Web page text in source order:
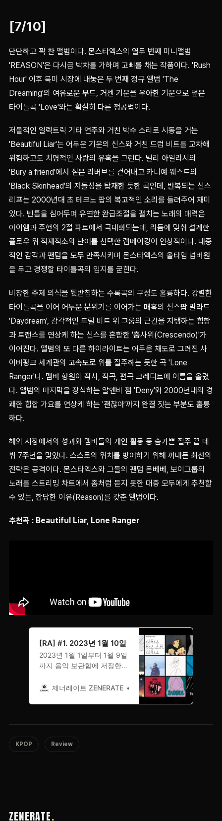
[7/10]
단단하고 꽉 찬 앨범이다. 몬스타엑스의 열두 번째 미니앨범
'REASON'은 다시금 박차를 가하며 고삐를 채는 작품이다. 'Rush
Hour' 이후 북미 시장에 내놓은 두 번째 정규 앨범 'The
Dreaming'의 여유로운 무드, 거센 기운을 우아한 기운으로 덮은
타이틀곡 'Love'와는 확실히 다른 정공법이다.
저돌적인 일렉트릭 기타 연주와 거친 박수 소리로 시동을 거는
'Beautiful Liar'는 어두운 기운의 신스와 거친 드럼 비트를 교차해
위험하고도 치명적인 사랑의 유혹을 그린다. 빌리 아일리시의
'Bury a friend'에서 짙은 리버브를 걷어내고 카니예 웨스트의
'Black Skinhead'의 저돌성을 탑재한 듯한 곡인데, 반복되는 신스
리프는 2000년대 초 테크노 팝의 복고적인 소리를 들려주어 재미
있다. 빈틈을 심어두며 유연한 완급조절을 펼치는 노래의 매력은
아이엠과 주헌의 2절 파트에서 극대화되는데, 리듬에 맞춰 설계한
플로우 위 적재적소의 단어를 선택한 랩메이킹이 인상적이다. 대중
적인 감각과 팬덤을 모두 만족시키며 몬스타엑스의 올타임 넘버원
을 두고 경쟁할 타이틀곡의 입지를 굳힌다.
비장한 주제 의식을 뒷받침하는 수록곡의 구성도 훌륭하다. 강렬한
타이틀곡을 이어 어두운 분위기를 이어가는 매혹의 신스팝 발라드
'Daydream', 감각적인 드릴 비트 위 그룹의 근간을 지탱하는 힙합
과 트랜스를 연상케 하는 신스를 혼합한 '춤사위(Crescendo)'가
이어진다. 앨범의 또 다른 하이라이트는 어두운 채도로 그려진 사
이버펑크 세계관의 고속도로 위를 질주하는 듯한 곡 'Lone
Ranger'다. 멤버 형원이 작사, 작곡, 편곡 크레디트에 이름을 올렸
다. 앨범의 마지막을 장식하는 알앤비 잼 'Deny'와 2000년대의 경
쾌한 힙합 가요를 연상케 하는 '괜찮아'까지 완결 짓는 부분도 훌륭
하다.
해외 시장에서의 성과와 멤버들의 개인 활동 등 숨가쁜 질주 끝 데
뷔 7주년을 맞았다. 스스로의 위치를 방어하기 위해 꺼내든 최선의
전략은 공격이다. 몬스타엑스와 그들의 팬덤 몬베베, 보이그룹의
노래를 스트리밍 차트에서 좀처럼 듣지 못한 대중 모두에게 추천할
수 있는, 합당한 이유(Reason)를 갖춘 앨범이다.
추천곡 : Beautiful Liar, Lone Ranger
[RA] #1. 2023년 1월 10일
2023년 1월 1일부터 1월 9일
까지 음악 보관함에 저장한
제너레이트 ZENERATE
김도헌
KPOP Review
ZENERATE